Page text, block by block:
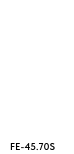
FE-45.70S